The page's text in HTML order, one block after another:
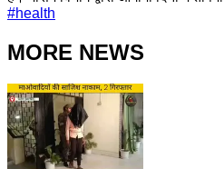
#health
MORE NEWS